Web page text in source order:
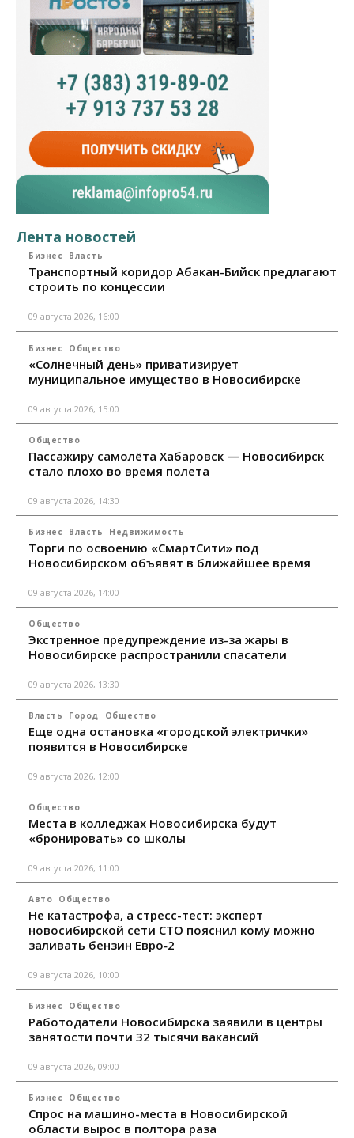
Лента новостей
Бизнес Власть
Транспортный коридор Абакан-Бийск предлагают
строить по концессии
09 августа 2026, 16:00
Бизнес Общество
«Солнечный день» приватизирует
муниципальное имущество в Новосибирске
09 августа 2026, 15:00
Общество
Пассажиру самолёта Хабаровск — Новосибирск
стало плохо во время полета
09 августа 2026, 14:30
Бизнес Власть Недвижимость
Торги по освоению «СмартСити» под
Новосибирском объявят в ближайшее время
09 августа 2026, 14:00
Общество
Экстренное предупреждение из-за жары в
Новосибирске распространили спасатели
09 августа 2026, 13:30
Власть Город Общество
Еще одна остановка «городской электрички»
появится в Новосибирске
09 августа 2026, 12:00
Общество
Места в колледжах Новосибирска будут
«бронировать» со школы
09 августа 2026, 11:00
Авто Общество
Не катастрофа, а стресс-тест: эксперт
новосибирской сети СТО пояснил кому можно
заливать бензин Евро‑2
09 августа 2026, 10:00
Бизнес Общество
Работодатели Новосибирска заявили в центры
занятости почти 32 тысячи вакансий
09 августа 2026, 09:00
Бизнес Общество
Спрос на машино-места в Новосибирской
области вырос в полтора раза